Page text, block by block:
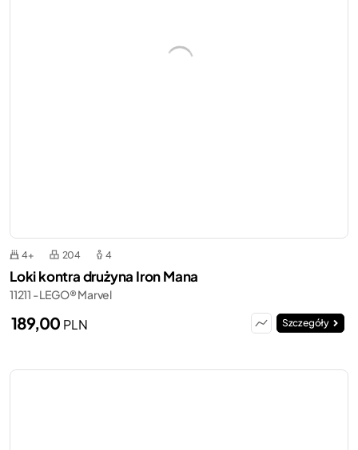
4+ 204 4
Loki kontra drużyna Iron Mana
11211 - LEGO® Marvel
189,00 PLN Szczegóły